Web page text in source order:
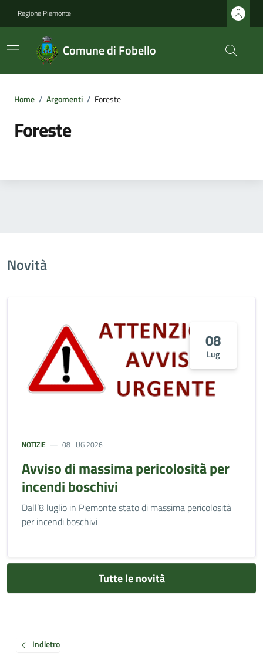
Regione Piemonte
Comune di Fobello
Home / Argomenti / Foreste
Foreste
Novità
08
Lug
NOTIZIE 08 LUG 2026
Avviso di massima pericolosità per
incendi boschivi
Dall’8 luglio in Piemonte stato di massima pericolosità
per incendi boschivi
Tutte le novità
Indietro